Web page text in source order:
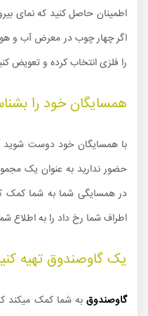
اطمینان حاصل کنید که نمای
اگر چهار چوب در معرض آب و
را فلزی انتخاب کرده و تعویض
همسایگان خود را
با همسایگان خود دوست شوید
حضور ندارید به عنوان یک
در همسایگی شما به شما کمک
اطراف شما رخ داد را به اطلاع
یک گاوصندوق تهیه
گاوصندوق به شما کمک میکند